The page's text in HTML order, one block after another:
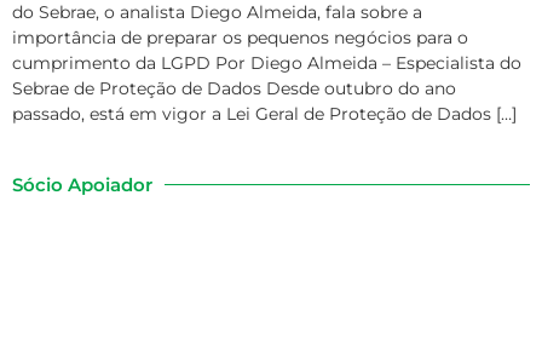
do Sebrae, o analista Diego Almeida, fala sobre a
importância de preparar os pequenos negócios para o
cumprimento da LGPD Por Diego Almeida – Especialista do
Sebrae de Proteção de Dados Desde outubro do ano
passado, está em vigor a Lei Geral de Proteção de Dados […]
Sócio Apoiador